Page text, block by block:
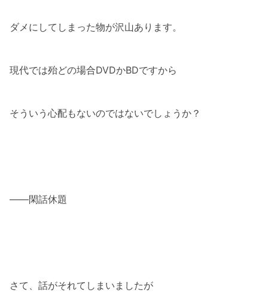
ダメにしてしまった物が沢山あります。
現代では殆どの場合DVDかBDですから
そういう心配もないのではないでしょうか？
――閑話休題
さて、話がそれてしまいましたが